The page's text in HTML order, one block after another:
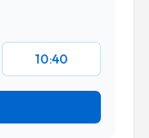
10:40